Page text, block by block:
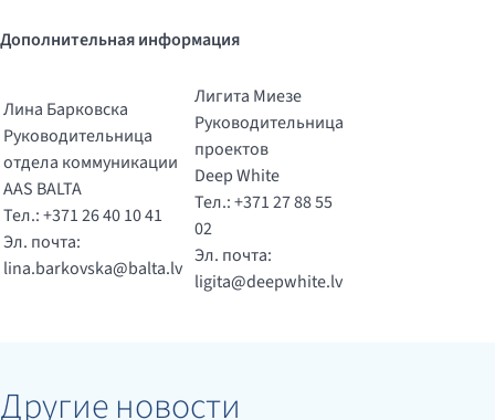
Дополнительная информация
Лина Барковска
Руководительница
отдела коммуникации
AAS BALTA
Тел.: +371 26 40 10 41
Эл. почта:
lina.barkovska@balta.lv
Лигита Миезе
Руководительница
проектов
Deep White
Тел.: +371 27 88 55
02
Эл. почта:
ligita@deepwhite.lv
Другие новости